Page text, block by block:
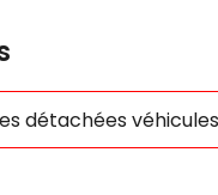
détachées